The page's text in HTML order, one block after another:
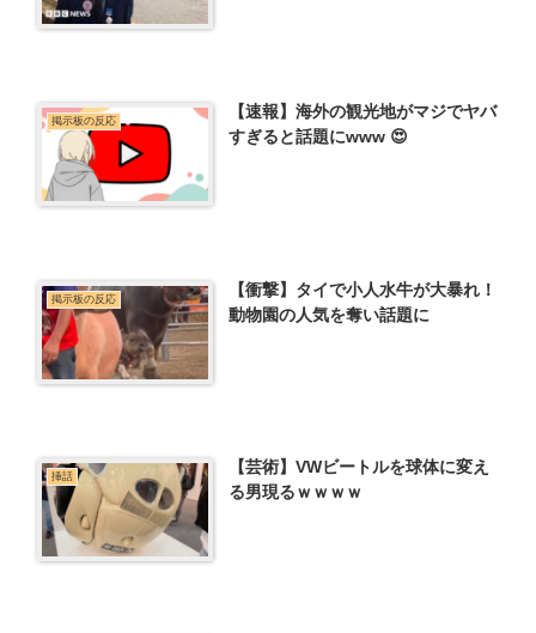
掲示板の反応
【速報】海外の観光地がマジでヤバ
すぎると話題にwww 😍
掲示板の反応
【衝撃】タイで小人水牛が大暴れ！
動物園の人気を奪い話題に
挿話
【芸術】VWビートルを球体に変え
る男現るｗｗｗｗ